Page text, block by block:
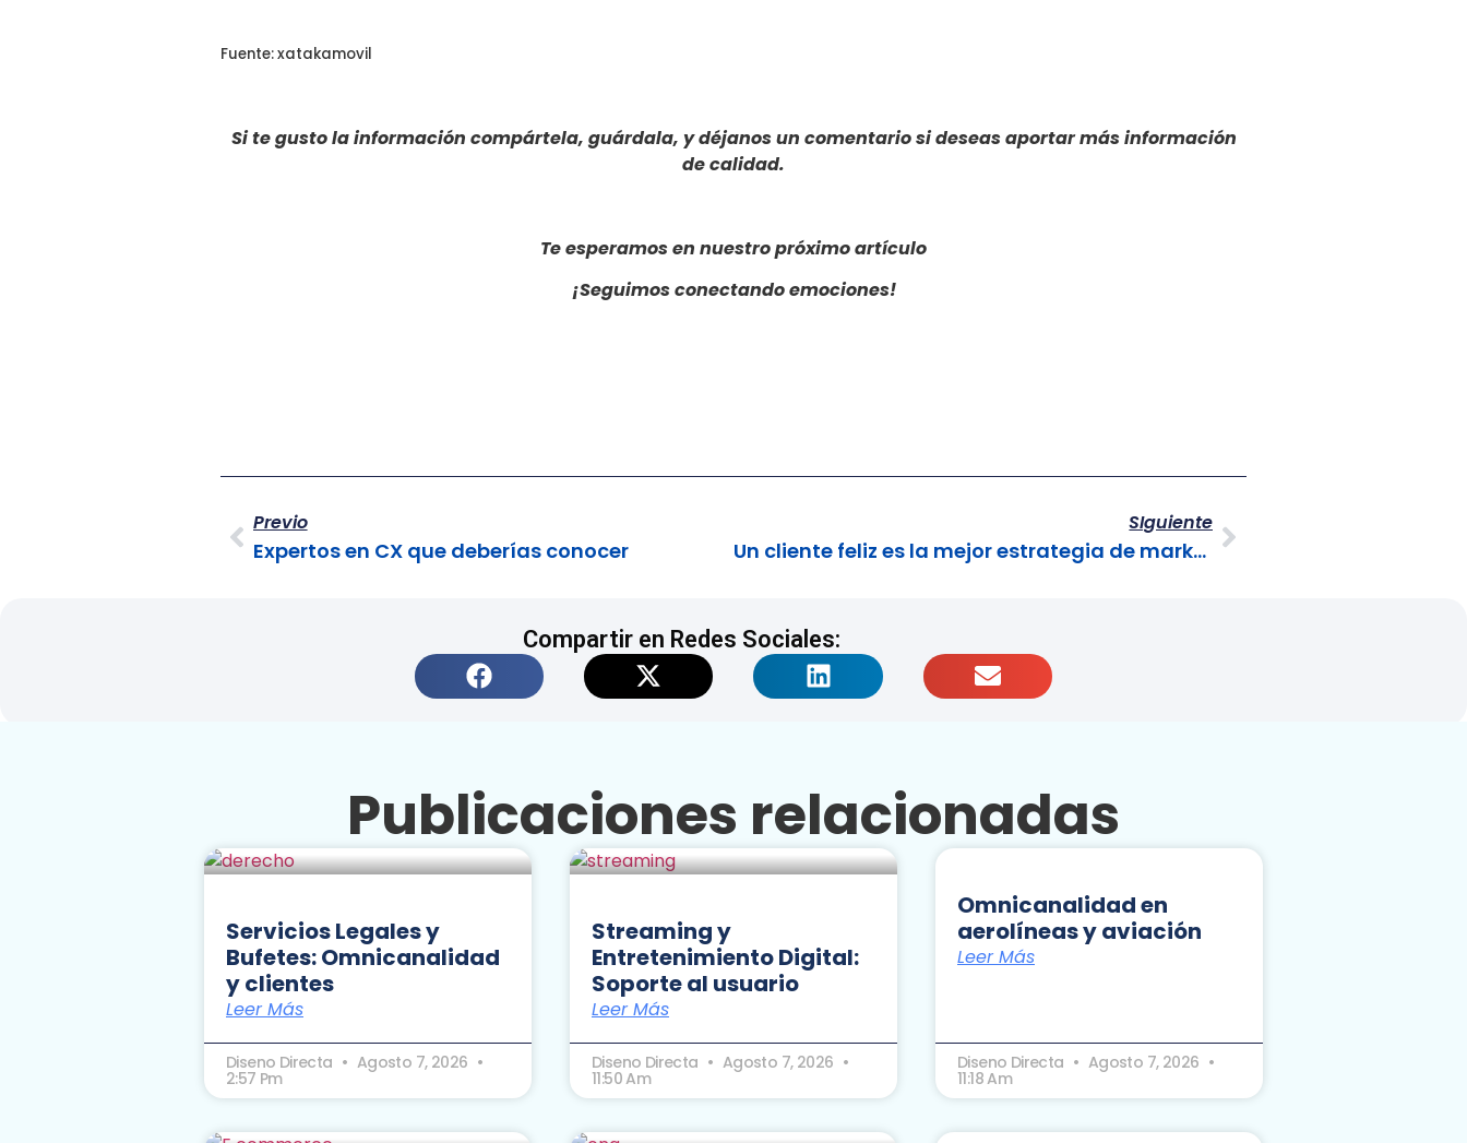
Fuente: xatakamovil
Si te gusto la información compártela, guárdala, y déjanos un comentario si deseas aportar más información
de calidad.
Te esperamos en nuestro próximo artículo
¡Seguimos conectando emociones!
Previo
Expertos en CX que deberías conocer
SIguiente
Un cliente feliz es la mejor estrategia de marketing
Compartir en Redes Sociales:
Publicaciones relacionadas
Servicios Legales y
Bufetes: Omnicanalidad
y clientes
Leer Más
Diseno Directa Agosto 7, 2026
2:57 Pm
Streaming y
Entretenimiento Digital:
Soporte al usuario
Leer Más
Diseno Directa Agosto 7, 2026
11:50 Am
Omnicanalidad en
aerolíneas y aviación
Leer Más
Diseno Directa Agosto 7, 2026
11:18 Am